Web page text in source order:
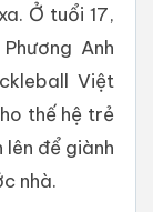
Ở tuổi 17,
Anh
Việt
thế hệ trẻ
để giành
nhà.